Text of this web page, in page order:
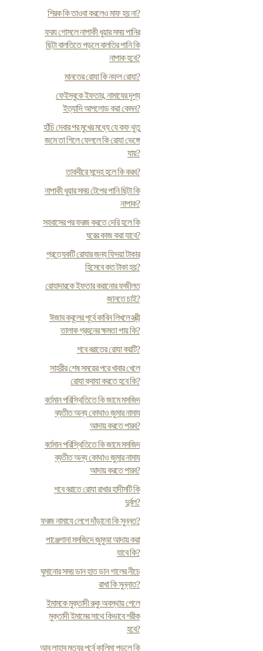
শিরক কি তাওবা করলেও মাফ হয় না?
ফর‍য গোসলে নাপাকী ধুয়ার সময় পানির
ছিটা বালতিতে পড়লে বালতির পানি কি
নাপাক হবে?
মানতের রোযা কি নফল রোযা?
ফেইসবুকে ইফতার, নামাযের দৃশ্য
ইত্যাদি আপলোড করা কেমন?
হাঁচি দেবার পর মুখের মধ্যে যে কফ থুতু
জমে তা গিলে ফেললে কি রোযা ভেঙ্গে
যায়?
তাকবীরে সন্দেহ হলে কি করব?
নাপাকী ধুয়ার সময় টেপের পানি ছিটা কি
নাপাক?
সহবাসের পর ফরজ করতে দেরি হলে কি
ঘরের কাজ করা যাবে?
প্রত্যেকটি রোযার জন্য ফিদয়া টাকার
হিসেবে কত টাকা হয়?
রোযাদারকে ইফতার করানোর ফজীলত
জানতে চাই?
ঈজাব কবূলের পূর্বে কাবিন লিখলে স্ত্রী
তালাক গ্রহনের ক্ষমতা পায় কি?
শবে বরাতের রোযা কয়টি?
সাহরীর শেষ সময়ের পরে খাবার খেলে
রোযা ক্বাযা করতে হবে কি?
বর্তমান পরিস্থিতিতে কি জামে মসজিদ
ব্যতীত অন্য কোথাও জুমার নামায
আদায় করতে পারব?
বর্তমান পরিস্থিতিতে কি জামে মসজিদ
ব্যতীত অন্য কোথাও জুমার নামায
আদায় করতে পারব?
শবে বরাতে রোযা রাখার হাদীসটি কি
দুর্বল?
ফরজ নামাযে লেগে দাঁড়ানো কি সুন্নত?
পাঞ্জেগানা মসজিদে জুমুআ আদায় করা
যাবে কি?
ঘুমানোর সময় ডান হাত ডান গালের নীচে
রাখা কি সুন্নাত?
ইমামকে মুক্তাদী রুকু অবস্থায় পেলে
মুক্তাদী ইমামের সাথে কিভাবে শরীক
হবে?
আবু লাহাব মৃত্যুর পূর্বে কালিমা পড়লে কি